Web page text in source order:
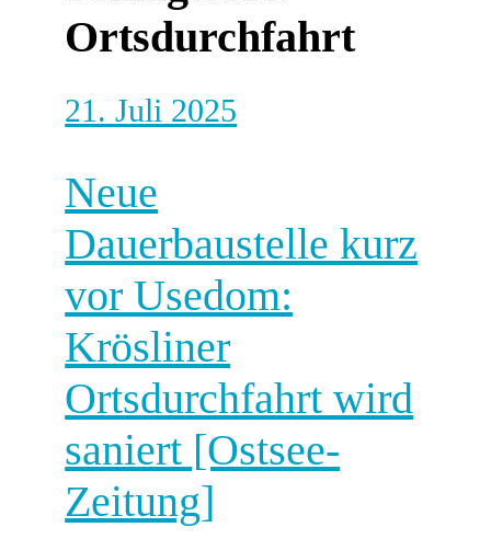
Ortsdurchfahrt
21. Juli 2025
Neue
Dauerbaustelle kurz
vor Usedom:
Krösliner
Ortsdurchfahrt wird
saniert [Ostsee-
Zeitung]